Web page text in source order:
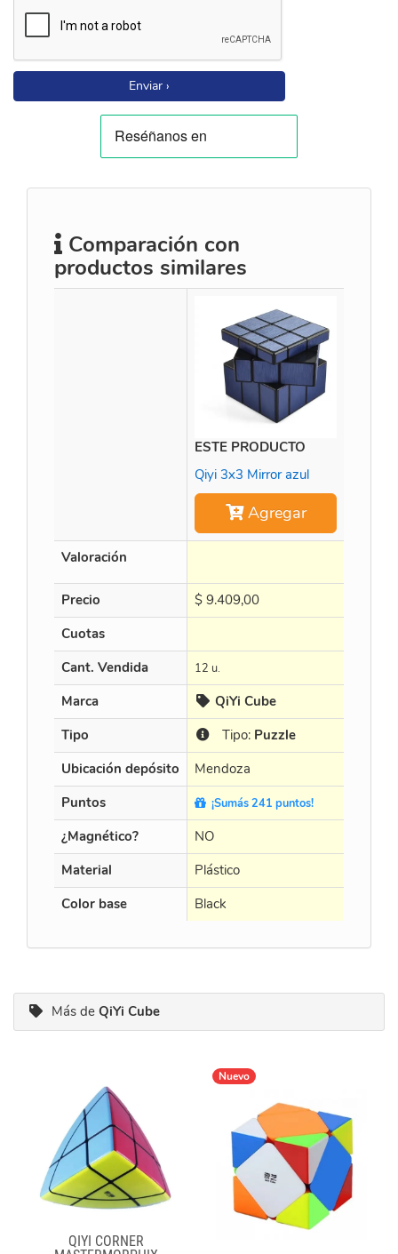
Enviar ›
Comparación con
productos similares
ESTE PRODUCTO
Qiyi 3x3 Mirror azul
Agregar
Valoración
Precio $ 9.409,00
Cuotas
Cant. Vendida 12 u.
Marca QiYi Cube
Tipo
Tipo: Puzzle
Ubicación depósito
Mendoza
Puntos
¡Sumás 241 puntos!
¿Magnético? NO
Material
Plástico
Color base
Black
Más de QiYi Cube
QIYI CORNER
Nuevo